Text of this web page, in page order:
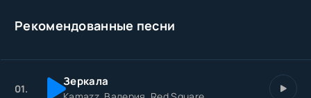
Кто жизнь познал, сказал, что жил, - то зря.
Рекомендованные песни
01. Зеркала